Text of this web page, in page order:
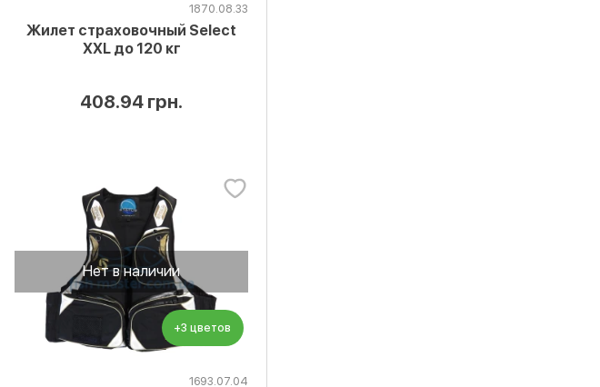
1870.08.33
Жилет страховочный Select
XXL до 120 кг
408.94 грн.
Нет в наличии
+3 цветов
1693.07.04